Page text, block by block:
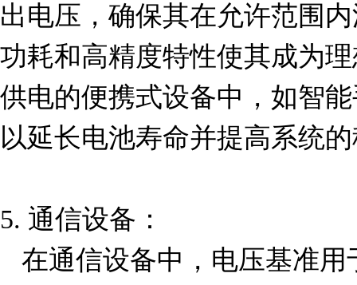
出电压，确保其在允许范围
功耗和高精度特性使其成为
供电的便携式设备中，如智
以延长电池寿命并提高系统
5. 通信设备：